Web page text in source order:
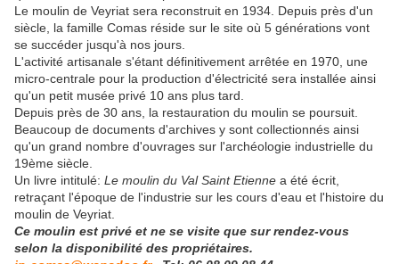
Le moulin de Veyriat sera reconstruit en 1934. Depuis près d'un
siècle, la famille Comas réside sur le site où 5 générations vont
se succéder jusqu'à nos jours.
L'activité artisanale s'étant définitivement arrêtée en 1970, une
micro-centrale pour la production d'électricité sera installée ainsi
qu'un petit musée privé 10 ans plus tard.
Depuis près de 30 ans, la restauration du moulin se poursuit.
Beaucoup de documents d'archives y sont collectionnés ainsi
qu'un grand nombre d'ouvrages sur l'archéologie industrielle du
19ème siècle.
Un livre intitulé: Le moulin du Val Saint Etienne a été écrit,
retraçant l'époque de l'industrie sur les cours d'eau et l'histoire du
moulin de Veyriat.
Ce moulin est privé et ne se visite que sur rendez-vous
selon la disponibilité des propriétaires.